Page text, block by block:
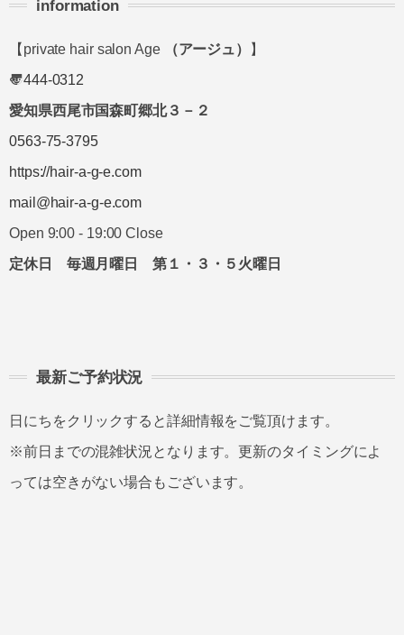
information
【private hair salon Age （アージュ）
】
〠444-0312
愛知県西尾市国森町郷北３－２
0563-75-3795
https://hair-a-g-e.com
mail@hair-a-g-e.com
Open 9:00 - 19:00 Close
定休日 毎週月曜日 第１・３・５火曜日
最新ご予約状況
日にちをクリックすると詳細情報をご覧頂けます。
※前日までの混雑状況となります。更新のタイミングによ
っては空きがない場合もございます。